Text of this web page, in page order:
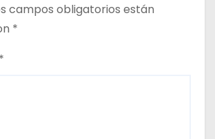
campos obligatorios están
*
*